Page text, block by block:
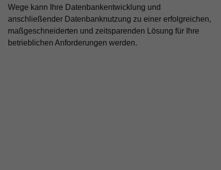
Wege kann Ihre Datenbankentwicklung und
anschließender Datenbanknutzung zu einer erfolgreichen,
maßgeschneiderten und zeitsparenden Lösung für Ihre
betrieblichen Anforderungen werden.